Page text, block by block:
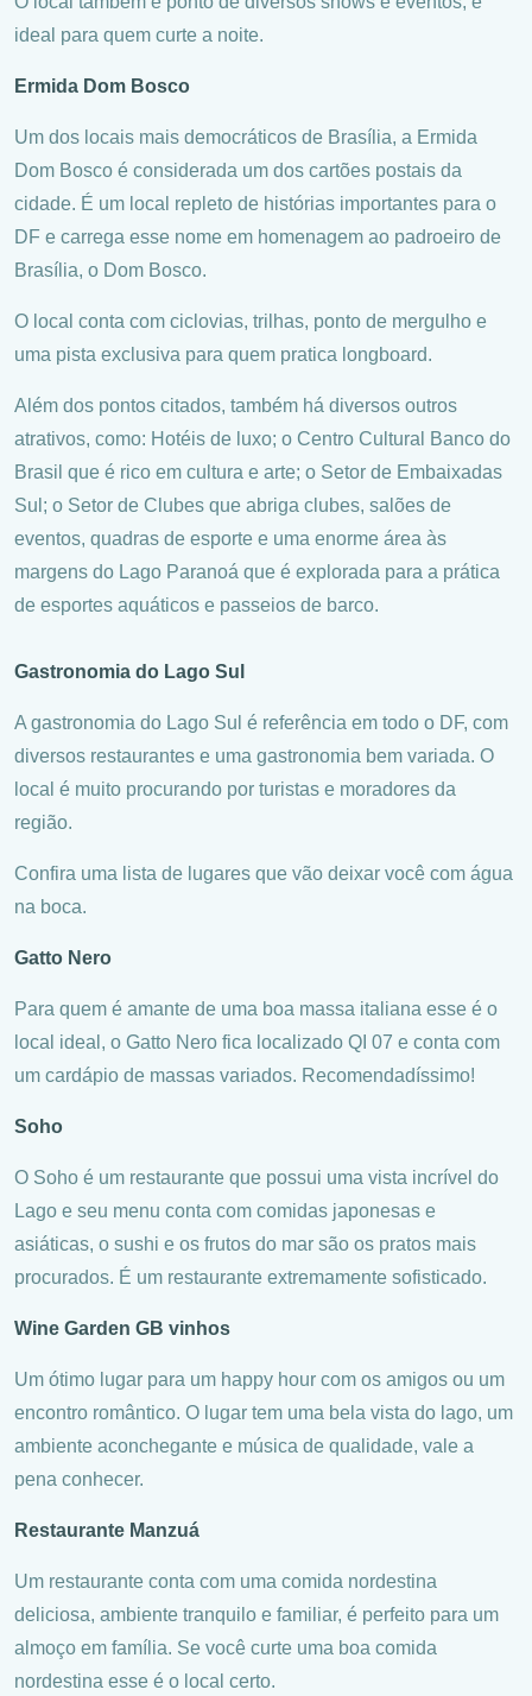
ideal para quem curte a noite.
Ermida Dom Bosco
Um dos locais mais democráticos de Brasília, a Ermida
Dom Bosco é considerada um dos cartões postais da
cidade. É um local repleto de histórias importantes para o
DF e carrega esse nome em homenagem ao padroeiro de
Brasília, o Dom Bosco.
O local conta com ciclovias, trilhas, ponto de mergulho e
uma pista exclusiva para quem pratica longboard.
Além dos pontos citados, também há diversos outros
atrativos, como: Hotéis de luxo; o Centro Cultural Banco do
Brasil que é rico em cultura e arte; o Setor de Embaixadas
Sul; o Setor de Clubes que abriga clubes, salões de
eventos, quadras de esporte e uma enorme área às
margens do Lago Paranoá que é explorada para a prática
de esportes aquáticos e passeios de barco.
Gastronomia do Lago Sul
A gastronomia do Lago Sul é referência em todo o DF, com
diversos restaurantes e uma gastronomia bem variada. O
local é muito procurando por turistas e moradores da
região.
Confira uma lista de lugares que vão deixar você com água
na boca.
Gatto Nero
Para quem é amante de uma boa massa italiana esse é o
local ideal, o Gatto Nero fica localizado QI 07 e conta com
um cardápio de massas variados. Recomendadíssimo!
Soho
O Soho é um restaurante que possui uma vista incrível do
Lago e seu menu conta com comidas japonesas e
asiáticas, o sushi e os frutos do mar são os pratos mais
procurados. É um restaurante extremamente sofisticado.
Wine Garden GB vinhos
Um ótimo lugar para um happy hour com os amigos ou um
encontro romântico. O lugar tem uma bela vista do lago, um
ambiente aconchegante e música de qualidade, vale a
pena conhecer.
Restaurante Manzuá
Um restaurante conta com uma comida nordestina
deliciosa, ambiente tranquilo e familiar, é perfeito para um
almoço em família. Se você curte uma boa comida
nordestina esse é o local certo.